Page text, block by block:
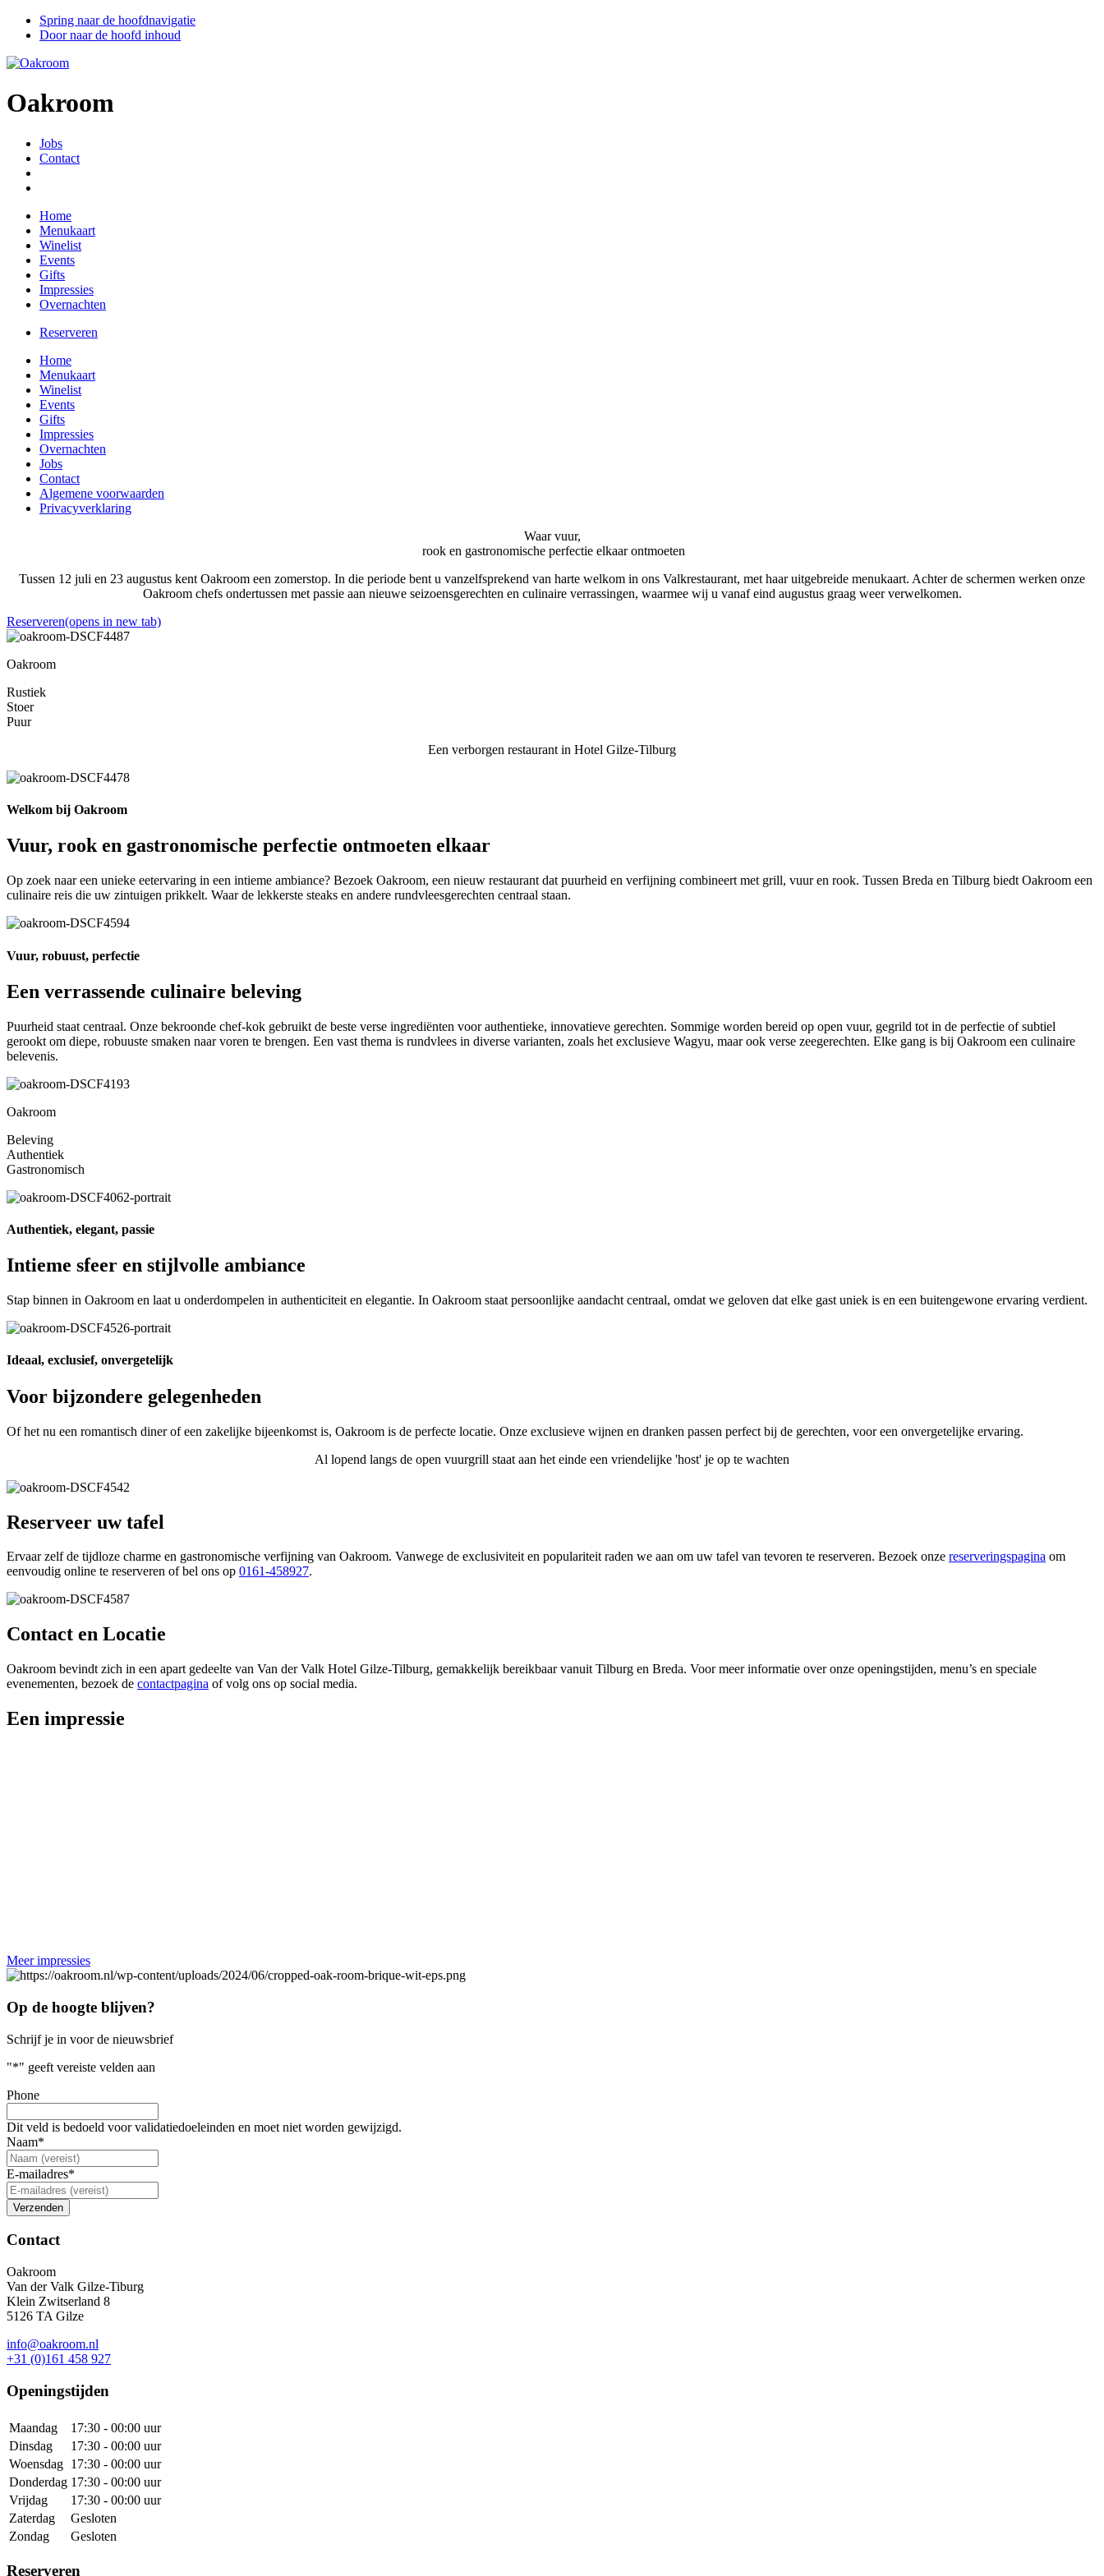
Spring naar de hoofdnavigatie
Door naar de hoofd inhoud
Oakroom
Jobs
Contact
Home
Menukaart
Winelist
Events
Gifts
Impressies
Overnachten
Reserveren
Home
Menukaart
Winelist
Events
Gifts
Impressies
Overnachten
Jobs
Contact
Algemene voorwaarden
Privacyverklaring
Waar vuur,
rook en gastronomische perfectie elkaar ontmoeten
Tussen 12 juli en 23 augustus kent Oakroom een zomerstop. In die periode bent u vanzelfsprekend van harte welkom in ons Valkrestaurant, met haar uitgebreide menukaart. Achter de schermen werken onze
Oakroom chefs ondertussen met passie aan nieuwe seizoensgerechten en culinaire verrassingen, waarmee wij u vanaf eind augustus graag weer verwelkomen.
Reserveren(opens in new tab)
Oakroom
Rustiek
Stoer
Puur
Een verborgen restaurant in Hotel Gilze-Tilburg
Welkom bij Oakroom
Vuur, rook en gastronomische perfectie ontmoeten elkaar
Op zoek naar een unieke eetervaring in een intieme ambiance? Bezoek Oakroom, een nieuw restaurant dat puurheid en verfijning combineert met grill, vuur en rook. Tussen Breda en Tilburg biedt Oakroom een
culinaire reis die uw zintuigen prikkelt. Waar de lekkerste steaks en andere rundvleesgerechten centraal staan.
Vuur, robuust, perfectie
Een verrassende culinaire beleving
Puurheid staat centraal. Onze bekroonde chef-kok gebruikt de beste verse ingrediënten voor authentieke, innovatieve gerechten. Sommige worden bereid op open vuur, gegrild tot in de perfectie of subtiel
gerookt om diepe, robuuste smaken naar voren te brengen. Een vast thema is rundvlees in diverse varianten, zoals het exclusieve Wagyu, maar ook verse zeegerechten. Elke gang is bij Oakroom een culinaire
belevenis.
Oakroom
Beleving
Authentiek
Gastronomisch
Authentiek, elegant, passie
Intieme sfeer en stijlvolle ambiance
Stap binnen in Oakroom en laat u onderdompelen in authenticiteit en elegantie. In Oakroom staat persoonlijke aandacht centraal, omdat we geloven dat elke gast uniek is en een buitengewone ervaring verdient.
Ideaal, exclusief, onvergetelijk
Voor bijzondere gelegenheden
Of het nu een romantisch diner of een zakelijke bijeenkomst is, Oakroom is de perfecte locatie. Onze exclusieve wijnen en dranken passen perfect bij de gerechten, voor een onvergetelijke ervaring.
Al lopend langs de open vuurgrill staat aan het einde een vriendelijke 'host' je op te wachten
Reserveer uw tafel
Ervaar zelf de tijdloze charme en gastronomische verfijning van Oakroom. Vanwege de exclusiviteit en populariteit raden we aan om uw tafel van tevoren te reserveren. Bezoek onze reserveringspagina om
eenvoudig online te reserveren of bel ons op 0161-458927.
Contact en Locatie
Oakroom bevindt zich in een apart gedeelte van Van der Valk Hotel Gilze-Tilburg, gemakkelijk bereikbaar vanuit Tilburg en Breda. Voor meer informatie over onze openingstijden, menu’s en speciale
evenementen, bezoek de contactpagina of volg ons op social media.
Een impressie
Meer impressies
Op de hoogte blijven?
Schrijf je in voor de nieuwsbrief
"*" geeft vereiste velden aan
Phone
Dit veld is bedoeld voor validatiedoeleinden en moet niet worden gewijzigd.
Naam*
E-mailadres*
Verzenden
Contact
Oakroom
Van der Valk Gilze-Tiburg
Klein Zwitserland 8
5126 TA Gilze
info@oakroom.nl
+31 (0)161 458 927
Openingstijden
Maandag
17:30 - 00:00 uur
Dinsdag
17:30 - 00:00 uur
Woensdag 17:30 - 00:00 uur
Donderdag 17:30 - 00:00 uur
Vrijdag
17:30 - 00:00 uur
Zaterdag
Gesloten
Zondag
Gesloten
Reserveren